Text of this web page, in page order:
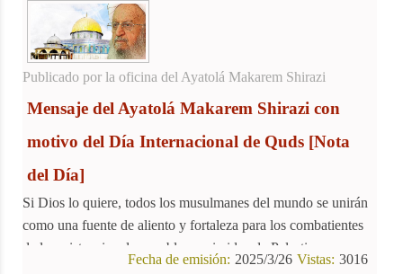
Publicado por la oficina del Ayatolá Makarem Shirazi
Mensaje del Ayatolá Makarem Shirazi con
motivo del Día Internacional de Quds [Nota
del Día]
Si Dios lo quiere, todos los musulmanes del mundo se unirán
como una fuente de aliento y fortaleza para los combatientes
de la resistencia y los pueblos oprimidos de Palestina y
3016
Vistas:
2025/3/26
Fecha de emisión: